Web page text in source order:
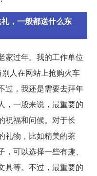
，一般都送什么东
家过年。我的工作单位
人在网站上抢购火车
过，我还是需要去拜年
，一般来说，最重要的
祝福和问候。对于长
礼物，比如精美的茶
可以选择一些有趣、
具等。不过，最重要的